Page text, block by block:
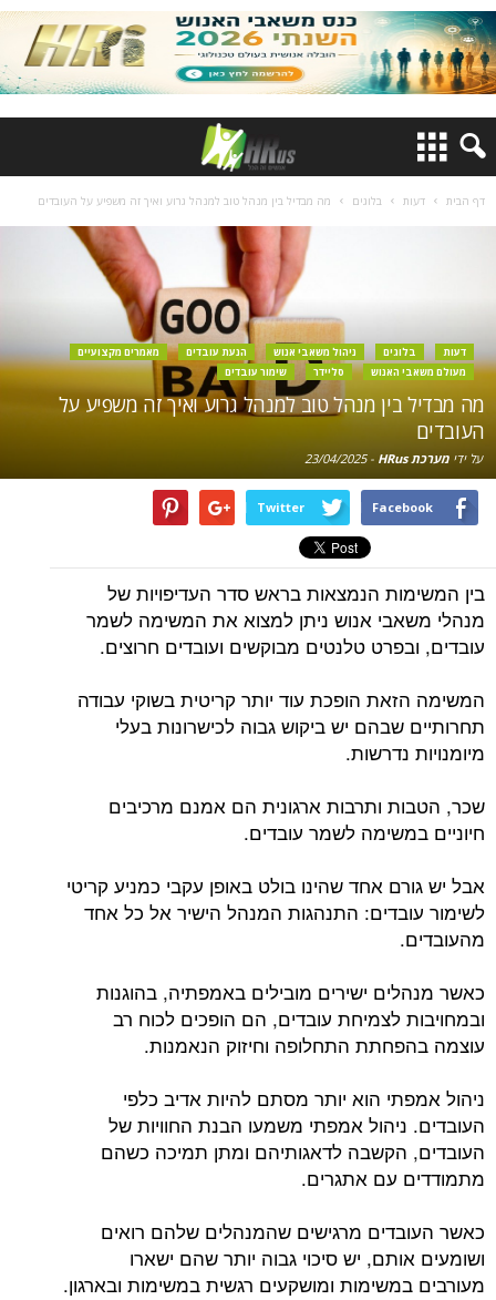
דף הבית דעות בלוגים מה מבדיל בין מנהל טוב למנהל גרוע ואיך זה משפיע על העובדים
דעות בלוגים ניהול משאבי אנוש הנעת עובדים
מאמרים מקצועיים
מעולם משאבי האנוש
סליידר שימור עובדים
מה מבדיל בין מנהל טוב למנהל גרוע ואיך זה משפיע על
העובדים
על ידי מערכת HRus -
23/04/2025
Facebook
Twitter
בין המשימות הנמצאות בראש סדר העדיפויות של
מנהלי משאבי אנוש ניתן למצוא את המשימה לשמר
עובדים, ובפרט טלנטים מבוקשים ועובדים חרוצים.
המשימה הזאת הופכת עוד יותר קריטית בשוקי עבודה
תחרותיים שבהם יש ביקוש גבוה לכישרונות בעלי
מיומנויות נדרשות.
שכר, הטבות ותרבות ארגונית הם אמנם מרכיבים
חיוניים במשימה לשמר עובדים.
אבל יש גורם אחד שהינו בולט באופן עקבי כמניע קריטי
לשימור עובדים: התנהגות המנהל הישיר אל כל אחד
מהעובדים.
כאשר מנהלים ישירים מובילים באמפתיה, בהוגנות
ובמחויבות לצמיחת עובדים, הם הופכים לכוח רב
עוצמה בהפחתת התחלופה וחיזוק הנאמנות.
ניהול אמפתי הוא יותר מסתם להיות אדיב כלפי
העובדים. ניהול אמפתי משמעו הבנת החוויות של
העובדים, הקשבה לדאגותיהם ומתן תמיכה כשהם
מתמודדים עם אתגרים.
כאשר העובדים מרגישים שהמנהלים שלהם רואים
ושומעים אותם, יש סיכוי גבוה יותר שהם ישארו
מעורבים במשימות ומושקעים רגשית במשימות ובארגון.